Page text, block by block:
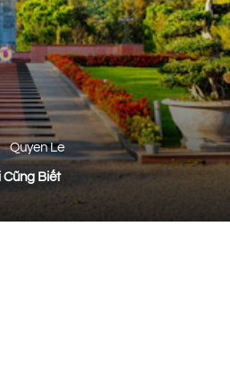
Quyen Le
Không Phải Ai Cũng Biết